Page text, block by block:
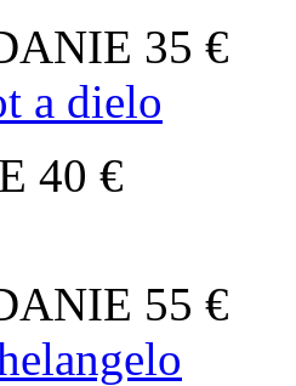
35 €
a dielo
40 €
55 €